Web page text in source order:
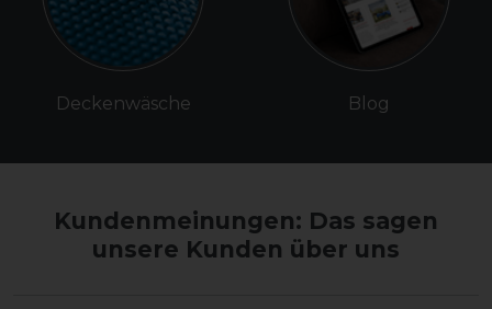
Deckenwäsche Blog
Kundenmeinungen: Das sagen
unsere Kunden über uns